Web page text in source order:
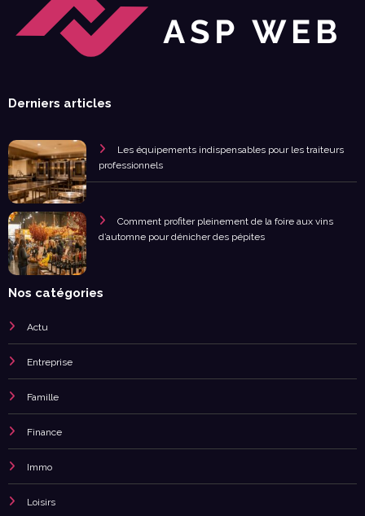
Derniers articles
Les équipements indispensables pour les traiteurs
professionnels
Comment profiter pleinement de la foire aux vins
d’automne pour dénicher des pépites
Nos catégories
Actu
Entreprise
Famille
Finance
Immo
Loisirs